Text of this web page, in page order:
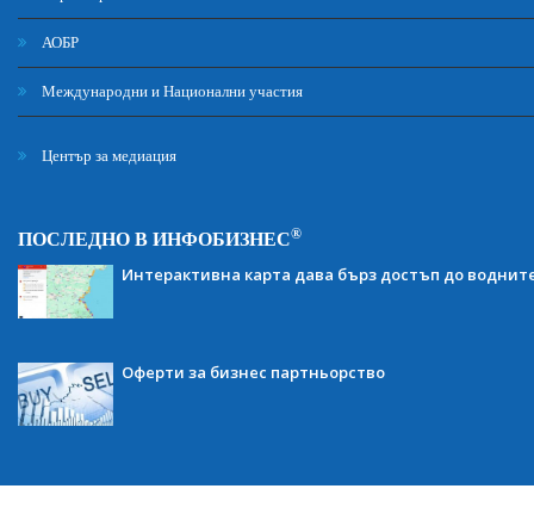
АОБР
Международни и Национални участия
Център за медиация
ПОСЛЕДНО В ИНФОБИЗНЕС®
Интерактивна карта дава бърз достъп до
Оферти за бизнес партньорство